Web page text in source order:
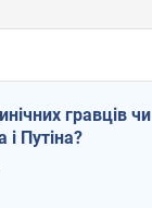
гравців чи
Путіна?